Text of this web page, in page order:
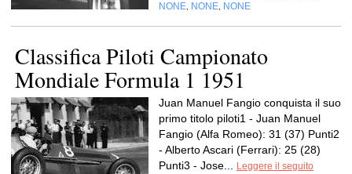
NONE NONE NONE
Classifica Piloti Campionato
Mondiale Formula 1 1951
Juan Manuel Fangio conquista il suo
primo titolo piloti1 - Juan Manuel
Fangio (Alfa Romeo): 31 (37) Punti2
- Alberto Ascari (Ferrari): 25 (28)
Punti3 - Jose...
Leggere il seguito